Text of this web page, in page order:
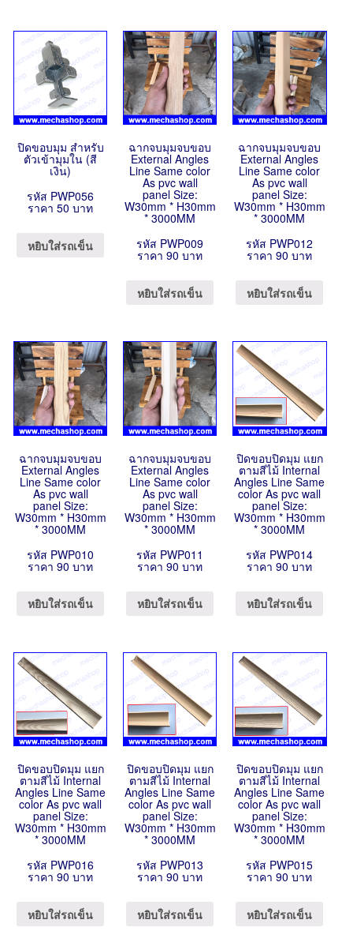
ปิดขอบมุม สำหรับ
ตัวเข้ามุมใน (สี
เงิน)
รหัส PWP056
ราคา 50 บาท
หยิบใส่รถเข็น
ฉากจบมุมจบขอบ
External Angles
Line Same color
As pvc wall
panel Size:
W30mm * H30mm
* 3000MM
รหัส PWP009
ราคา 90 บาท
หยิบใส่รถเข็น
ฉากจบมุมจบขอบ
External Angles
Line Same color
As pvc wall
panel Size:
W30mm * H30mm
* 3000MM
รหัส PWP012
ราคา 90 บาท
หยิบใส่รถเข็น
ฉากจบมุมจบขอบ
External Angles
Line Same color
As pvc wall
panel Size:
W30mm * H30mm
* 3000MM
รหัส PWP010
ราคา 90 บาท
หยิบใส่รถเข็น
ฉากจบมุมจบขอบ
External Angles
Line Same color
As pvc wall
panel Size:
W30mm * H30mm
* 3000MM
รหัส PWP011
ราคา 90 บาท
หยิบใส่รถเข็น
ปิดขอบปิดมุม แยก
ตามสีไม้ Internal
Angles Line Same
color As pvc wall
panel Size:
W30mm * H30mm
* 3000MM
รหัส PWP014
ราคา 90 บาท
หยิบใส่รถเข็น
ปิดขอบปิดมุม แยก
ตามสีไม้ Internal
Angles Line Same
color As pvc wall
panel Size:
W30mm * H30mm
* 3000MM
รหัส PWP016
ราคา 90 บาท
หยิบใส่รถเข็น
ปิดขอบปิดมุม แยก
ตามสีไม้ Internal
Angles Line Same
color As pvc wall
panel Size:
W30mm * H30mm
* 3000MM
รหัส PWP013
ราคา 90 บาท
หยิบใส่รถเข็น
ปิดขอบปิดมุม แยก
ตามสีไม้ Internal
Angles Line Same
color As pvc wall
panel Size:
W30mm * H30mm
* 3000MM
รหัส PWP015
ราคา 90 บาท
หยิบใส่รถเข็น